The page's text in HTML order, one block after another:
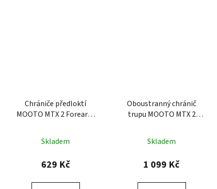
Chrániče předloktí
MOOTO MTX 2 Forearm
Skladem
629 Kč
Oboustranný chránič
trupu MOOTO MTX 2
Skladem
1 099 Kč